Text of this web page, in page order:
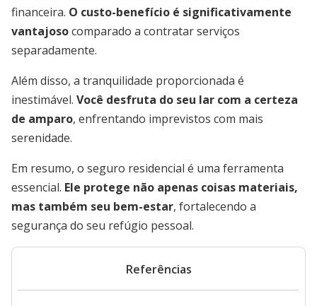
financeira. O custo-benefício é significativamente
vantajosocomparado a contratar serviços
separadamente.
Além disso, a tranquilidade proporcionada é
inestimável. Você desfruta do seu lar com a certeza
de amparo, enfrentando imprevistos com mais
serenidade.
Em resumo, o seguro residencial é uma ferramenta
essencial. Ele protege não apenas coisas materiais,
mas também seu bem-estar, fortalecendo a
segurança do seu refúgio pessoal.
Referências